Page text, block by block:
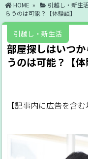
HOME » 引越し・新生
らうのは可能？【体験談】
引越し・新生活
部屋探しはいつ
うのは可能？【体
【記事内に広告を含